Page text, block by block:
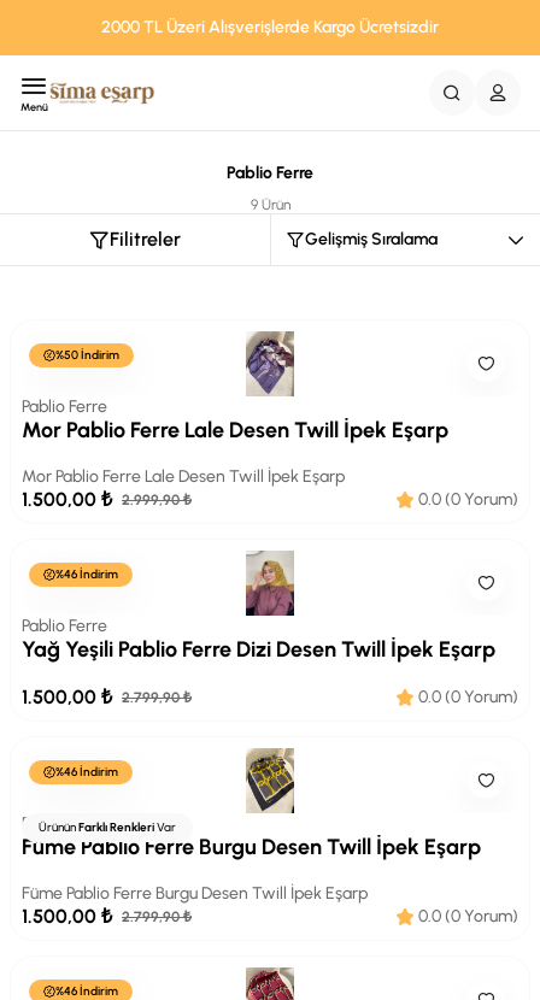
2000 TL Üzeri Alışverişlerde Kargo Ücretsizdir
Menü
Pablio Ferre
9 Ürün
Filitreler
%50 İndirim
Pablio Ferre
Mor Pablio Ferre Lale Desen Twill İpek Eşarp
Mor Pablio Ferre Lale Desen Twill İpek Eşarp
1.500,00 ₺ 2.999,90 ₺ 0.0 (0 Yorum)
%46 İndirim
Pablio Ferre
Yağ Yeşili Pablio Ferre Dizi Desen Twill İpek Eşarp
1.500,00 ₺ 2.799,90 ₺ 0.0 (0 Yorum)
%46 İndirim
ÜrününFarklı RenkleriVar
Pablio Ferre
Füme Pablio Ferre Burgu Desen Twill İpek Eşarp
Füme Pablio Ferre Burgu Desen Twill İpek Eşarp
1.500,00 ₺ 2.799,90 ₺ 0.0 (0 Yorum)
%46 İndirim